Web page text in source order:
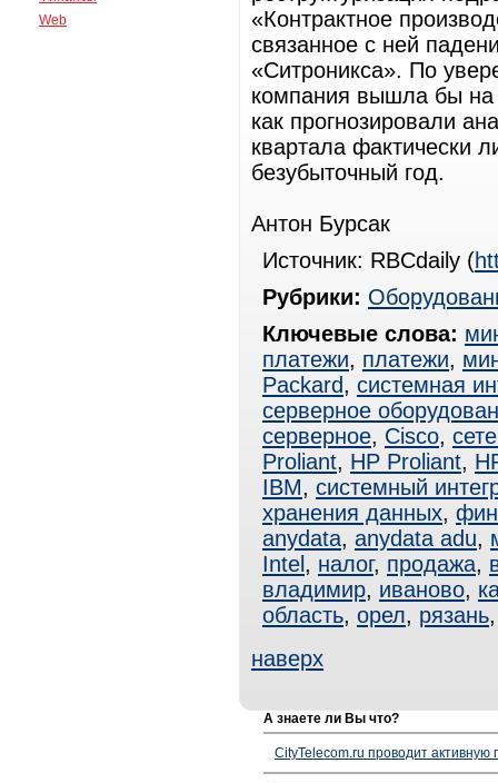
Web
«Контрактное
связанное с ней
«Ситроникса». По
компания вышла бы на
как прогнозировали
квартала фактически
безубыточный год.
Антон Бурсак
Источник: RBCdaily (
Рубрики:
Ключевые слова:
платежи, платежи,
Packard, системная
серверное
серверное, Cisco,
Proliant, HP Proliant,
IBM, системный
хранения данных,
anydata, anydata adu,
Intel , налог, продажа,
владимир, иваново,
область, орел, рязань
наверх
А знаете ли Вы что?
CityTelecom.ru проводит активную